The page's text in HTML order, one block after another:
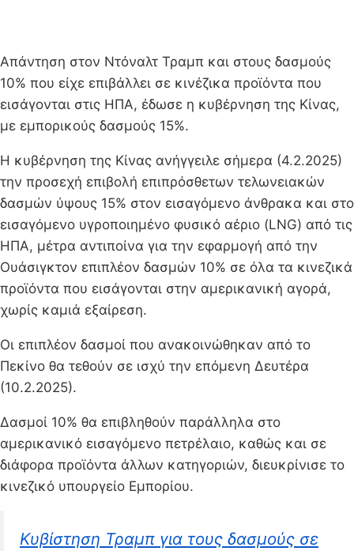
Απάντηση στον Ντόναλτ Τραμπ και στους δασμούς
10% που είχε επιβάλλει σε κινέζικα προϊόντα που
εισάγονται στις ΗΠΑ, έδωσε η κυβέρνηση της Κίνας,
με εμπορικούς δασμούς 15%.
Η κυβέρνηση της Κίνας ανήγγειλε σήμερα (4.2.2025)
την προσεχή επιβολή επιπρόσθετων τελωνειακών
δασμών ύψους 15% στον εισαγόμενο άνθρακα και στο
εισαγόμενο υγροποιημένο φυσικό αέριο (LNG) από τις
ΗΠΑ, μέτρα αντιποίνα για την εφαρμογή από την
Ουάσιγκτον επιπλέον δασμών 10% σε όλα τα κινεζικά
προϊόντα που εισάγονται στην αμερικανική αγορά,
χωρίς καμιά εξαίρεση.
Οι επιπλέον δασμοί που ανακοινώθηκαν από το
Πεκίνο θα τεθούν σε ισχύ την επόμενη Δευτέρα
(10.2.2025).
Δασμοί 10% θα επιβληθούν παράλληλα στο
αμερικανικό εισαγόμενο πετρέλαιο, καθώς και σε
διάφορα προϊόντα άλλων κατηγοριών, διευκρίνισε το
κινεζικό υπουργείο Εμπορίου.
Kυβίστηση Τραμπ για τους δασμούς σε